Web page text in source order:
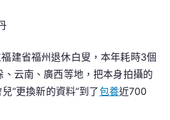
建省福州退休白叟，本年耗時3個
云南、廣西等地，把本身拍攝的
“更換新的資料”到了包養近700